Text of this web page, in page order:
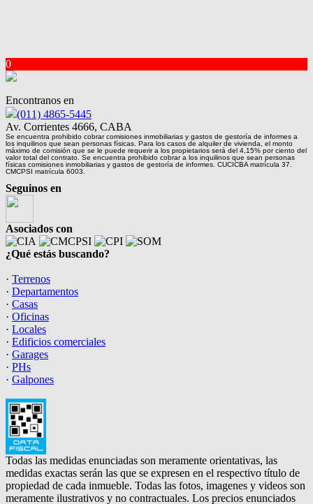
0
Encontranos en
(011) 4865-5445
Av. Corrientes 4666, CABA
Se encuentra prohibido cobrar comisiones inmobiliarias y gastos de gestoría de informes a
los inquilinos que sean personas físicas. Para los casos de alquiler de vivienda, el monto
máximo de comisión que se le puede requerir a los propietarios será del 4,15% por ciento del
valor total del contrato. Se encuentra prohibido cobrar a los inquilinos que sean personas
físicas comisiones inmobiliarias y gastos de gestoría de informes. CUCICBA matrícula 37.
CMCPSI matrícula 6003.
Seguinos en
Asociados con
¿Qué estás buscando?
· Terrenos
· Departamentos
· Casas
· Oficinas
· Locales
· Edificios comerciales
· Garages
· PHs
· Galpones
Todas las medidas enunciadas son meramente orientativas, las
medidas exactas serán las que se expresen en el respectivo título de
propiedad de cada inmueble. Todas las fotos, imagenes y videos son
meramente ilustrativos y no contractuales. Los precios enunciados